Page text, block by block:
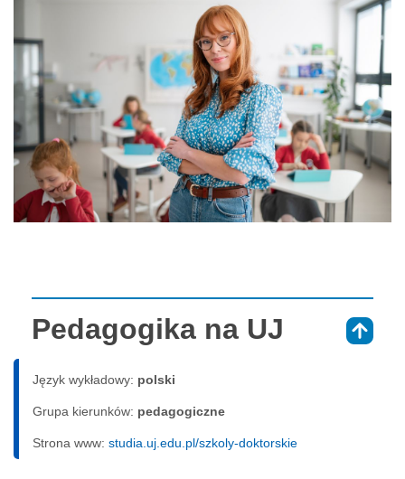
Pedagogika na UJ
Język wykładowy: polski
Grupa kierunków: pedagogiczne
Strona www: studia.uj.edu.pl/szkoly-doktorskie